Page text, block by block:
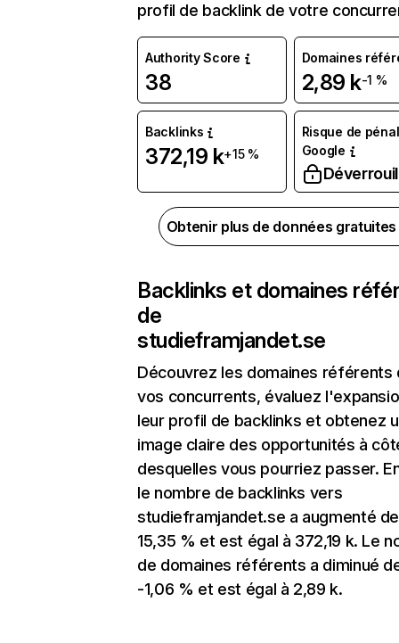
profil de backlink de votre
Authority Score
38
Domaines
2,89 k-1 %
Backlinks
372,19 k+15 %
Risque de
Google
Obtenir plus de données
Backlinks et domaines
de
studieframjandet.se
Découvrez les domaines référents
vos concurrents, évaluez
leur profil de backlinks et obtenez
image claire des opportunités à
desquelles vous pourriez passer.
le nombre de backlinks vers
studieframjandet.se a augmenté de
15,35 % et est égal à 372,19 k. Le
de domaines référents a diminué
-1,06 % et est égal à 2,89 k.